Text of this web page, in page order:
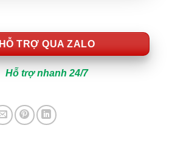
HỖ TRỢ QUA ZALO
Hỗ trợ nhanh 24/7